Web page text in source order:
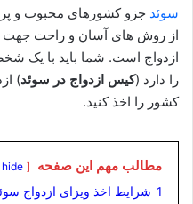
سوئد جزو کشورهای محبوب و
از روش های آسان و راحت جهت
ازدواج است. شما باید با یک
را دارد (کیس ازدواج در سوئد)
کشور را اخذ کنید.
مطالب مهم این صفحه hide
1 شرایط اخذ ویزای ازدواج